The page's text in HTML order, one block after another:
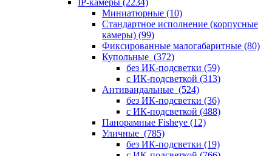
IP-камеры (2234)
Миниатюрные (10)
Стандартное исполнение (корпусные
камеры) (99)
Фиксированные малогабаритные (80)
Купольные (372)
без ИК-подсветки (59)
с ИК-подсветкой (313)
Антивандальные (524)
без ИК-подсветки (36)
с ИК-подсветкой (488)
Панорамные Fisheye (12)
Уличные (785)
без ИК-подсветки (19)